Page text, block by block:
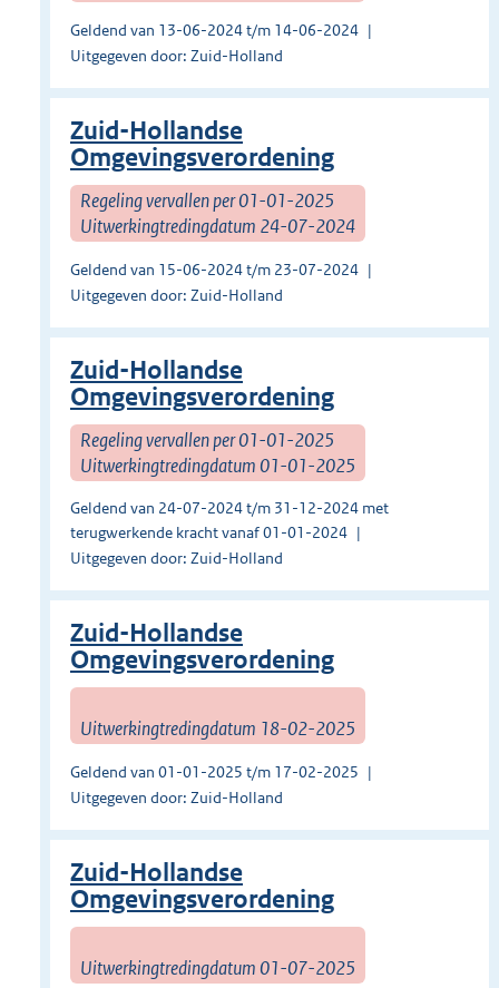
Geldend van 13-06-2024 t/m 14-06-2024
Uitgegeven door: Zuid-Holland
Zuid-Hollandse
Omgevingsverordening
Regeling vervallen per 01-01-2025
Uitwerkingtredingdatum 24-07-2024
Geldend van 15-06-2024 t/m 23-07-2024
Uitgegeven door: Zuid-Holland
Zuid-Hollandse
Omgevingsverordening
Regeling vervallen per 01-01-2025
Uitwerkingtredingdatum 01-01-2025
Geldend van 24-07-2024 t/m 31-12-2024 met
terugwerkende kracht vanaf 01-01-2024
Uitgegeven door: Zuid-Holland
Zuid-Hollandse
Omgevingsverordening
Uitwerkingtredingdatum 18-02-2025
Geldend van 01-01-2025 t/m 17-02-2025
Uitgegeven door: Zuid-Holland
Zuid-Hollandse
Omgevingsverordening
Uitwerkingtredingdatum 01-07-2025